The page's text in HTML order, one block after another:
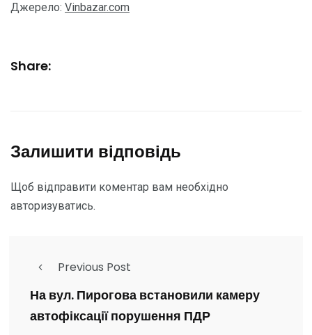
Джерело: Vinbazar.com
Share:
Залишити відповідь
Щоб відправити коментар вам необхідно
авторизуватись.
Previous Post
На вул. Пирогова встановили камеру
автофіксації порушення ПДР